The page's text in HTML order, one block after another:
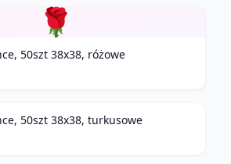
🌹
50szt 38x38, różowe
50szt 38x38, turkusowe